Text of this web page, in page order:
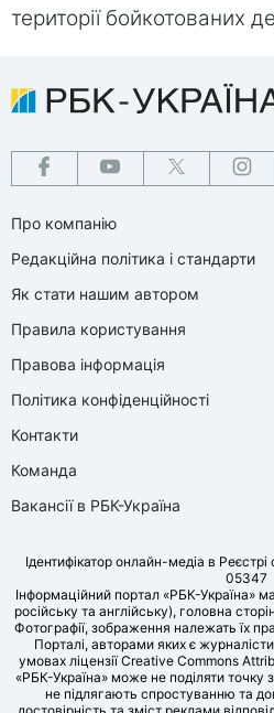
території бойкотованих
Про компанію
Редакційна політика і стандарти
Як стати нашим автором
Правила користування
Правова інформація
Політика конфіденційності
Контакти
Команда
Вакансії в РБК-Україна
Ідентифікатор онлайн-медіа в
05347
Інформаційний портал «РБК-Україна»
російську та англійську), головна
Фотографії, зображення належать їх
Порталі, авторами яких є
умовах ліцензії Creative Commons
«РБК-Україна» може не поділяти точку
не підлягають спростуванню та